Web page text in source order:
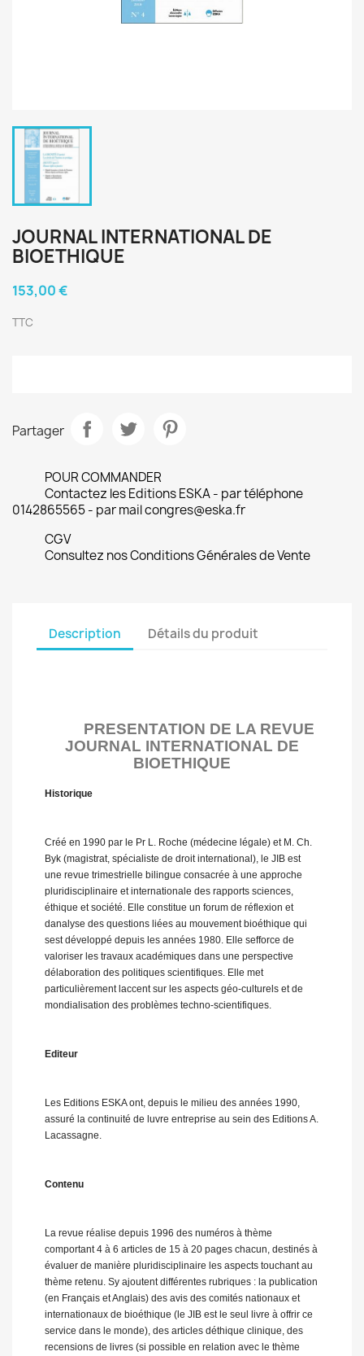
JOURNAL INTERNATIONAL DE
BIOETHIQUE
153,00 €
TTC
Partager
POUR COMMANDER
Contactez les Editions ESKA - par téléphone
0142865565 - par mail congres@eska.fr
CGV
Consultez nos Conditions Générales de Vente
Description Détails du produit
PRESENTATION DE LA REVUE
JOURNAL INTERNATIONAL DE
BIOETHIQUE
Historique
Créé en 1990 par le Pr L. Roche (médecine légale) et M. Ch.
Byk (magistrat, spécialiste de droit international), le JIB est
une revue trimestrielle bilingue consacrée à une approche
pluridisciplinaire et internationale des rapports sciences,
éthique et société. Elle constitue un forum de réflexion et
danalyse des questions liées au mouvement bioéthique qui
sest développé depuis les années 1980. Elle sefforce de
valoriser les travaux académiques dans une perspective
délaboration des politiques scientifiques. Elle met
particulièrement laccent sur les aspects géo-culturels et de
mondialisation des problèmes techno-scientifiques.
Editeur
Les Editions ESKA ont, depuis le milieu des années 1990,
assuré la continuité de luvre entreprise au sein des Editions A.
Lacassagne.
Contenu
La revue réalise depuis 1996 des numéros à thème
comportant 4 à 6 articles de 15 à 20 pages chacun, destinés à
évaluer de manière pluridisciplinaire les aspects touchant au
thème retenu. Sy ajoutent différentes rubriques : la publication
(en Français et Anglais) des avis des comités nationaux et
internationaux de bioéthique (le JIB est le seul livre à offrir ce
service dans le monde), des articles déthique clinique, des
recensions de livres (si possible en relation avec le thème